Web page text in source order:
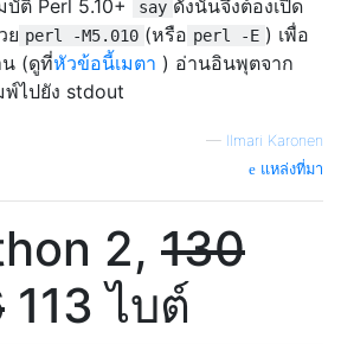
ติ Perl 5.10+ say ดังนั้นจึงต้องเปิด
ย perl -M5.010 (หรือ perl -E ) เพื่อ
น (ดูที่หัวข้อนี้เมตา ) อ่านอินพุตจาก
ไปยัง stdout
— Ilmari Karonen
แหล่งที่มา
2, 130
113 ไบต์